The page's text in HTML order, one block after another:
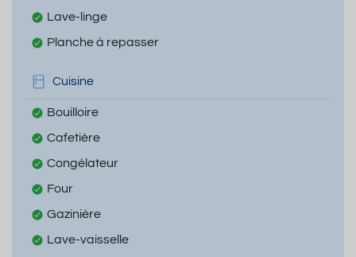
Lave-linge
Planche à repasser
Cuisine
Bouilloire
Cafetière
Congélateur
Four
Gazinière
Lave-vaisselle